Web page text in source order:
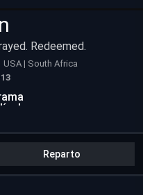
Redeemed.
USA | South Africa
Reparto